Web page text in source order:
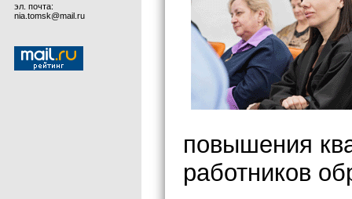
эл. почта:
nia.tomsk@mail.ru
повышения
работников